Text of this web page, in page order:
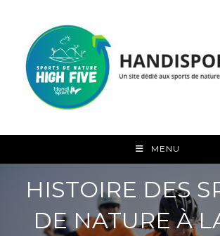
content
MENU
HISTOIRE DES
DE NATURE À